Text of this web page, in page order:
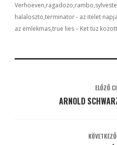
Verhoeven ragadozo rambo
halaloszto terminator - az itelet napja
az emlekmastrue lies – Ket tuz kozott
ELŐZŐ
ARNOLD